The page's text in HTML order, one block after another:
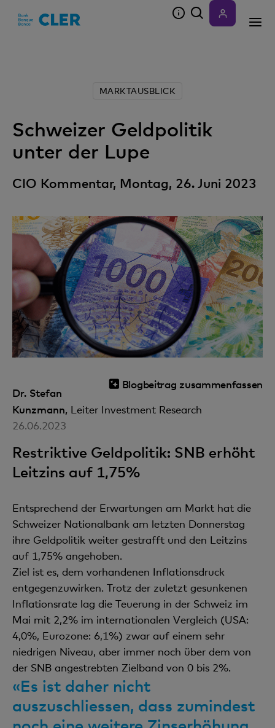
MARKTAUSBLICK
Schweizer Geldpolitik
unter der Lupe
CIO Kommentar, Montag, 26. Juni 2023
Blogbeitrag zusammenfassen
Dr. Stefan
Kunzmann, Leiter Investment Research
26.06.2023
Restriktive Geldpolitik: SNB erhöht
Leitzins auf 1,75%
Entsprechend der Erwartungen am Markt hat die
Schweizer Nationalbank am letzten Donnerstag
ihre Geldpolitik weiter gestrafft und den Leitzins
auf 1,75% angehoben.
Ziel ist es, dem vorhandenen Inflationsdruck
entgegenzuwirken. Trotz der zuletzt gesunkenen
Inflationsrate lag die Teuerung in der Schweiz im
Mai mit 2,2% im internationalen Vergleich (USA:
4,0%, Eurozone: 6,1%) zwar auf einem sehr
niedrigen Niveau, aber immer noch über dem von
der SNB angestrebten Zielband von 0 bis 2%.
«Es ist daher nicht
auszuschliessen, dass zumindest